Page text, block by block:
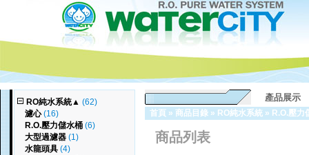
RO純水系統▲ (62)
濾心(16)
R.O.壓力儲水桶 (6)
大型過濾器 (1)
水龍頭具 (4)
產品展示
首頁 » 商品目錄 » RO純水系統 » R.O.壓力
商品列表